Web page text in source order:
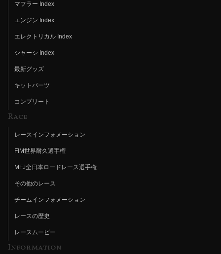
マフラー Index
エンジン Index
エレクトリカル Index
シャーシ Index
最新グッズ
キットパーツ
コンプリート
Race
レースインフォメーション
FIM世界耐久選手権
MFJ全日本ロードレース選手権
その他のレース
チームインフォメーション
レースの歴史
レースムービー
Information